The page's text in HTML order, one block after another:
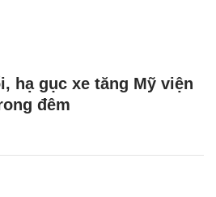
hạ gục xe tăng Mỹ viện
đêm